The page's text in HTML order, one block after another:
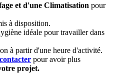
et d'une Climatisation pour
à disposition.
idéale pour travailler dans
à partir d'une heure d'activité.
pour avoir plus
projet.